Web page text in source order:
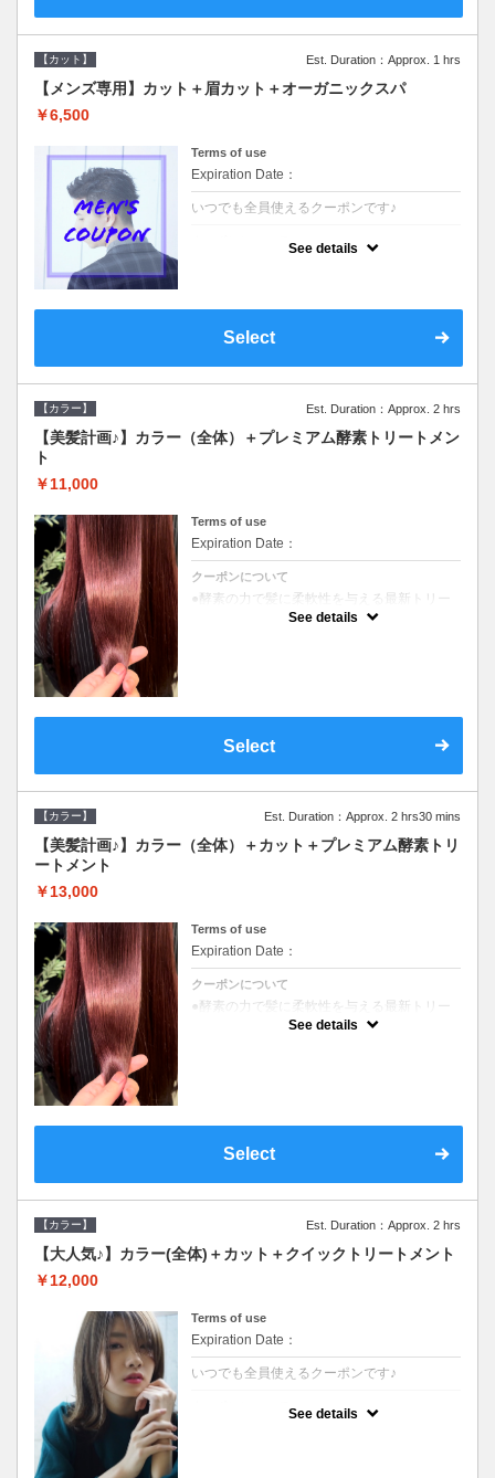
【カット】 Est. Duration：Approx. 1 hrs
【メンズ専用】カット＋眉カット＋オーガニックスパ
￥6,500
Terms of use
Expiration Date：
いつでも全員使えるクーポンです♪
気軽なスパです☆
See details
Select
【カラー】 Est. Duration：Approx. 2 hrs
【美髪計画♪】カラー（全体）＋プレミアム酵素トリートメン
ト
￥11,000
Terms of use
Expiration Date：
クーポンについて
●酵素の力で髪に柔軟性を与える最新トリー
トメント●ＳＢ込●長さ料金あり《こちらのク
ーポンご利用のお客様のみ》オリジナル酵素
See details
Select
【カラー】 Est. Duration：Approx. 2 hrs30 mins
【美髪計画♪】カラー（全体）＋カット＋プレミアム酵素トリ
ートメント
￥13,000
Terms of use
Expiration Date：
クーポンについて
●酵素の力で髪に柔軟性を与える最新トリー
トメント●ＳＢ込●長さ料金あり《こちらのク
See details
Select
【カラー】 Est. Duration：Approx. 2 hrs
【大人気♪】カラー(全体)＋カット＋クイックトリートメント
￥12,000
Terms of use
Expiration Date：
いつでも全員使えるクーポンです♪
See details